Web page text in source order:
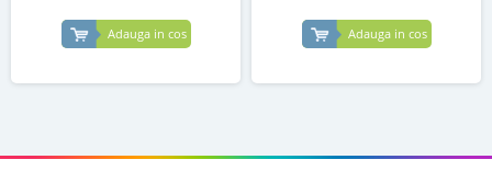
Adauga in cos Adauga in cos